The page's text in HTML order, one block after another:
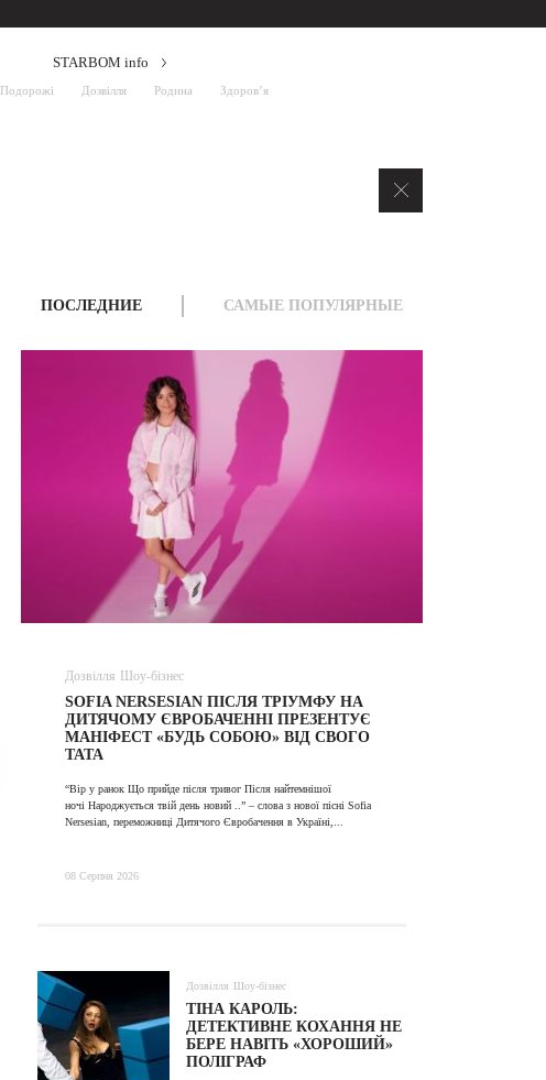
Подорожі Дозвілля Родина Здоров’я
STARBOM info
ПОСЛЕДНИЕ САМЫЕ ПОПУЛЯРНЫЕ
Дозвілля Шоу-бізнес
SOFIA NERSESIAN ПІСЛЯ ТРІУМФУ НА
ДИТЯЧОМУ ЄВРОБАЧЕННІ ПРЕЗЕНТУЄ
МАНІФЕСТ «БУДЬ СОБОЮ» ВІД СВОГО
ТАТА
“Вір у ранок Що прийде після тривог Після найтемнішої
ночі Народжується твій день новий ..” – слова з нової пісні Sofia
Nersesian, переможниці Дитячого Євробачення в Україні,...
08 Серпня 2026
Дозвілля Шоу-бізнес
ТІНА КАРОЛЬ:
ДЕТЕКТИВНЕ КОХАННЯ НЕ
БЕРЕ НАВІТЬ «ХОРОШИЙ»
ПОЛІГРАФ